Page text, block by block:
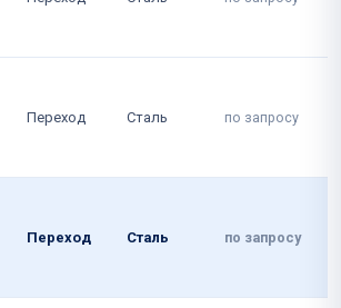
Переход Сталь по запросу
Переход Сталь по запросу